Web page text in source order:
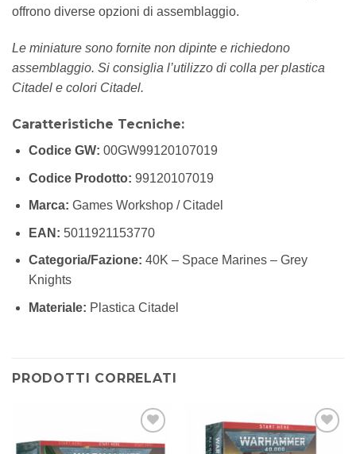
offrono diverse opzioni di assemblaggio.
Le miniature sono fornite non dipinte e richiedono
assemblaggio. Si consiglia l’utilizzo di colla per plastica
Citadel e colori Citadel.
Caratteristiche Tecniche:
Codice GW: 00GW99120107019
Codice Prodotto: 99120107019
Marca: Games Workshop / Citadel
EAN: 5011921153770
Categoria/Fazione: 40K – Space Marines – Grey
Knights
Materiale: Plastica Citadel
PRODOTTI CORRELATI
Aggiungi
Aggiungi